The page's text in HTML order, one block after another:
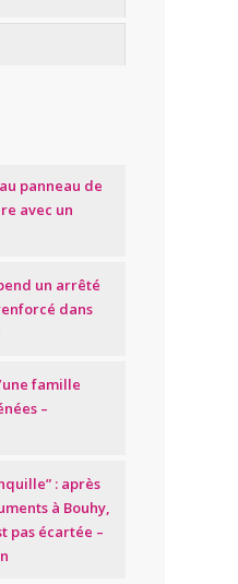
panneau de
avec un
un arrêté
dans
famille
–
: après
à Bouhy,
pas écartée –